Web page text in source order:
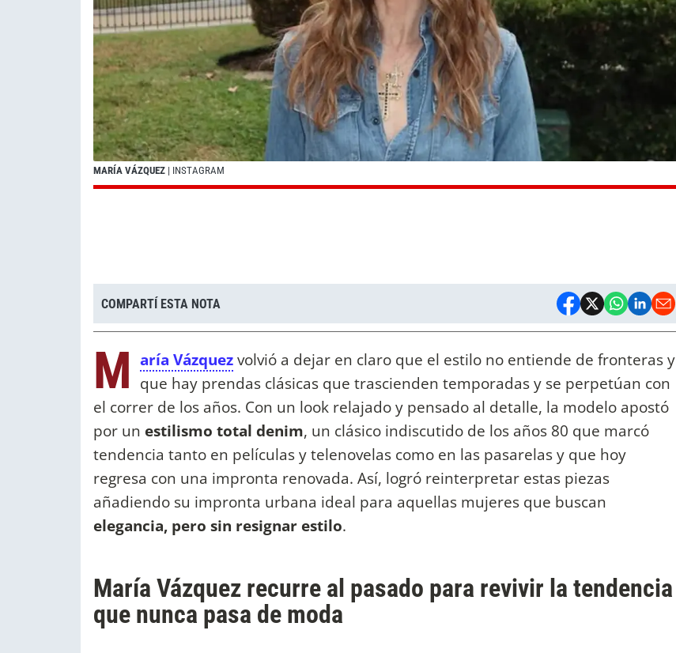
MARÍA VÁZQUEZ | INSTAGRAM
COMPARTÍ ESTA NOTA
M aría Vázquezvolvió a dejar en claro que el estilo no entiende de fronteras y
que hay prendas clásicas que trascienden temporadas y se perpetúan con
el correr de los años. Con un look relajado y pensado al detalle, la modelo apostó
por un estilismo total denim, un clásico indiscutido de los años 80 que marcó
tendencia tanto en películas y telenovelas como en las pasarelas y que hoy
regresa con una impronta renovada. Así, logró reinterpretar estas piezas
añadiendo su impronta urbana ideal para aquellas mujeres que buscan
elegancia, pero sin resignar estilo.
María Vázquez recurre al pasado para revivir la tendencia
que nunca pasa de moda